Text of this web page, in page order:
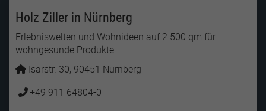
Zweck
Used by Meta Pixel to remember the last time
it checked browser topics for personalized
advertising.
Holz Ziller in Nürnberg
Erlebniswelten und Wohnideen auf 2.500 qm für
wohngesunde Produkte.
Isarstr. 30, 90451 Nürnberg
+49 911 64804-0